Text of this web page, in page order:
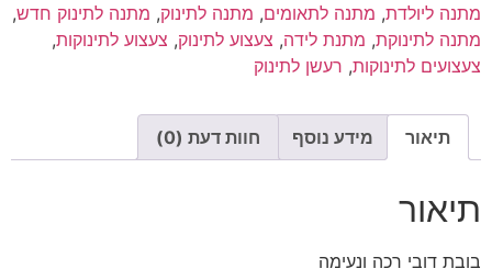
מתנה ליולדת, מתנה לתאומים, מתנה לתינוק, מתנה לתינוק חדש,
מתנה לתינוקת, מתנת לידה, צעצוע לתינוק, צעצוע לתינוקות,
צעצועים לתינוקות, רעשן לתינוק
תיאור מידע נוסף חוות דעת (0)
תיאור
בובת דובי רכה ונעימה